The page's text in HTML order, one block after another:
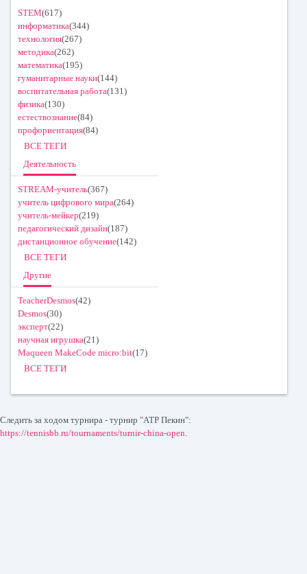
STEM(617)
информатика(344)
технология(267)
методика(262)
математика(195)
гуманитарные науки(144)
воспитательная работа(131)
физика(130)
естествознание(84)
профориентация(84)
ВСЕ ТЕГИ
Деятельность
STREAM-учитель(367)
учитель цифрового мира(264)
учитель-мейкер(219)
педагогический дизайн(187)
дистанционное обучение(142)
ВСЕ ТЕГИ
Другие
TeacherDesmos(42)
Desmos(30)
эксперт(22)
научная игрушка(21)
Maqueen MakeCode micro:bit(17)
ВСЕ ТЕГИ
Следить за ходом турнира - турнир "ATP Пекин":
https://tennisbb.ru/tournaments/turnir-china-open.